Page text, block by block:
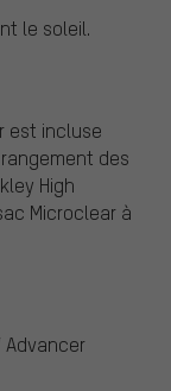
le soleil.
est incluse
des
High
Microclear à
Advancer